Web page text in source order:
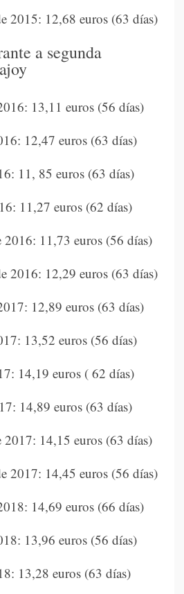
2015: 12,68 euros (63 días)
a segunda
13,11 euros (56 días)
12,47 euros (63 días)
11, 85 euros (63 días)
11,27 euros (62 días)
2016: 11,73 euros (56 días)
2016: 12,29 euros (63 días)
12,89 euros (63 días)
13,52 euros (56 días)
14,19 euros ( 62 días)
14,89 euros (63 días)
2017: 14,15 euros (63 días)
2017: 14,45 euros (56 días)
14,69 euros (66 días)
13,96 euros (56 días)
13,28 euros (63 días)